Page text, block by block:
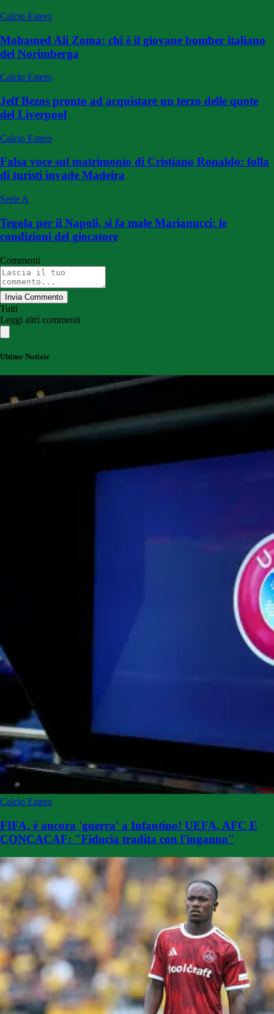
Calcio Estero
Mohamed Ali Zoma: chi è il giovane bomber italiano
del Norimberga
Calcio Estero
Jeff Bezos pronto ad acquistare un terzo delle quote
del Liverpool
Calcio Estero
Falsa voce sul matrimonio di Cristiano Ronaldo: folla
di turisti invade Madeira
Serie A
Tegola per il Napoli, si fa male Marianucci: le
condizioni del giocatore
Commenti
Invia Commento
Tutti
Leggi altri commenti
Ultime Notizie
Calcio Estero
FIFA, è ancora 'guerra' a Infantino! UEFA, AFC E
CONCACAF: "Fiducia tradita con l'inganno"